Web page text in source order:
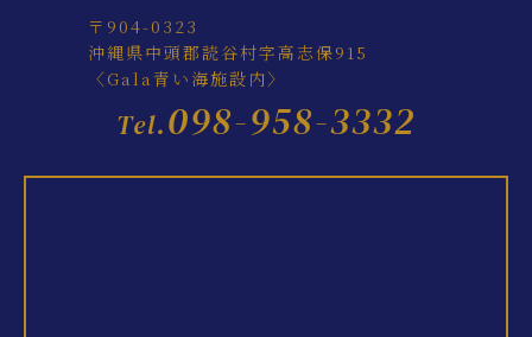
〒904-0323
沖縄県中頭郡読谷村字高志保915
〈Gala青い海施設内〉
Tel.098-958-3332